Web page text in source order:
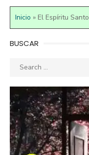
Inicio » El Espíritu Santo
BUSCAR
Search